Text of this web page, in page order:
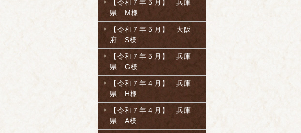
【令和７年５月】 兵庫
県 M様
【令和７年５月】 大阪
府 S様
【令和７年５月】 兵庫
県 G様
【令和７年４月】 兵庫
県 H様
【令和７年４月】 兵庫
県 A様